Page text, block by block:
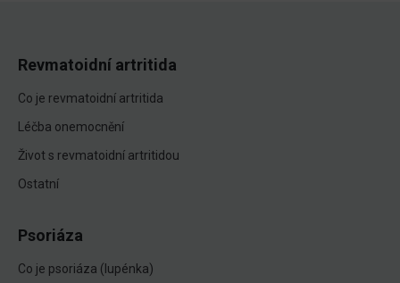
Revmatoidní artritida
Co je revmatoidní artritida
Léčba onemocnění
Život s revmatoidní artritidou
Ostatní
Psoriáza
Co je psoriáza (lupénka)